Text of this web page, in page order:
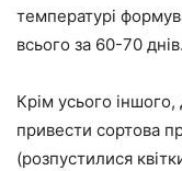
температурі
всього за 60-70 днів.
Крім усього
привести сортова
(розпустилися